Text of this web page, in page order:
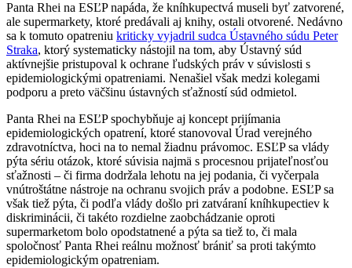
Panta Rhei na ESĽP napáda, že kníhkupectvá museli byť zatvorené,
ale supermarkety, ktoré predávali aj knihy, ostali otvorené. Nedávno
sa k tomuto opatreniu kriticky vyjadril sudca Ústavného súdu Peter
Straka, ktorý systematicky nástojil na tom, aby Ústavný súd
aktívnejšie pristupoval k ochrane ľudských práv v súvislosti s
epidemiologickými opatreniami. Nenašiel však medzi kolegami
podporu a preto väčšinu ústavných sťažností súd odmietol.
Panta Rhei na ESĽP spochybňuje aj koncept prijímania
epidemiologických opatrení, ktoré stanovoval Úrad verejného
zdravotníctva, hoci na to nemal žiadnu právomoc. ESĽP sa vlády
pýta sériu otázok, ktoré súvisia najmä s procesnou prijateľnosťou
sťažnosti – či firma dodržala lehotu na jej podania, či vyčerpala
vnútroštátne nástroje na ochranu svojich práv a podobne. ESĽP sa
však tiež pýta, či podľa vlády došlo pri zatváraní kníhkupectiev k
diskriminácii, či takéto rozdielne zaobchádzanie oproti
supermarketom bolo opodstatnené a pýta sa tiež to, či mala
spoločnosť Panta Rhei reálnu možnosť brániť sa proti takýmto
epidemiologickým opatreniam.